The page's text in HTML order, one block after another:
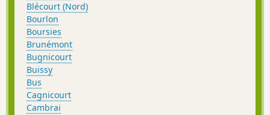
Blécourt (Nord)
Bourlon
Boursies
Brunémont
Bugnicourt
Buissy
Bus
Cagnicourt
Cambrai